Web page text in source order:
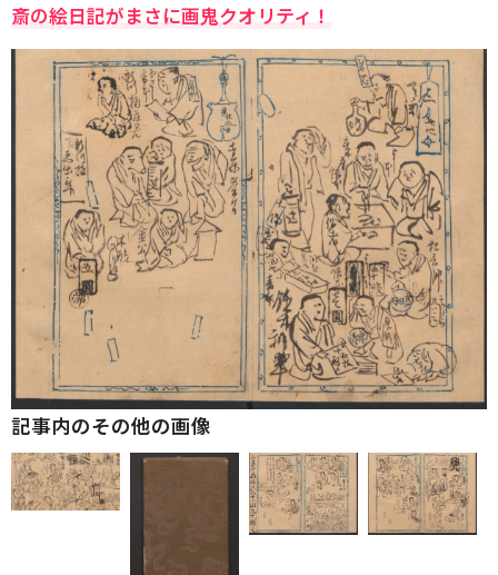
斎の絵日記がまさに画鬼クオリティ！
記事内のその他の画像